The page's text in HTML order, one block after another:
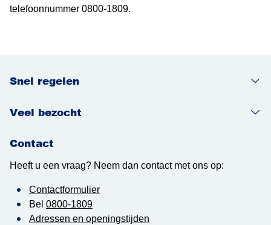
telefoonnummer 0800-1809.
Snel regelen
Veel bezocht
Contact
Heeft u een vraag? Neem dan contact met ons op:
Contactformulier
Bel 0800-1809
Adressen en openingstijden